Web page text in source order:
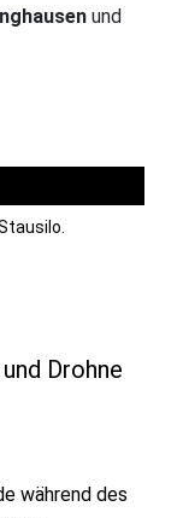
und
Drohne
während des